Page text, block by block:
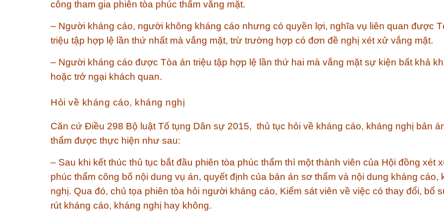
công tham gia phiên tòa phúc thẩm vắng mặt.
– Người kháng cáo, người không kháng cáo nhưng có quyền lợi, nghĩa vụ liên quan được
triệu tập hợp lệ lần thứ nhất mà vắng mặt, trừ trường hợp có đơn đề nghị xét xử vắng mặt.
– Người kháng cáo được Tòa án triệu tập hợp lệ lần thứ hai mà vắng mặt sự kiện bất khả
hoặc trở ngại khách quan.
Hỏi về kháng cáo, kháng nghị
Căn cứ Điều 298 Bộ luật Tố tụng Dân sự 2015, thủ tục hỏi về kháng cáo, kháng nghị bản
thẩm được thực hiện như sau:
– Sau khi kết thúc thủ tục bắt đầu phiên tòa phúc thẩm thì một thành viên của Hội đồng xét
phúc thẩm công bố nội dung vụ án, quyết định của bản án sơ thẩm và nội dung kháng cáo,
nghị. Qua đó, chủ tọa phiên tòa hỏi người kháng cáo, Kiểm sát viên về việc có thay đổi, bổ
rút kháng cáo, kháng nghị hay không.